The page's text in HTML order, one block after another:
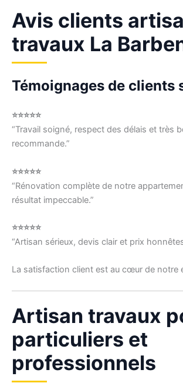
Avis clients
travaux La
Témoignages de clients
⭐⭐⭐⭐⭐
“Travail soigné, respect des délais et très
recommande.”
⭐⭐⭐⭐⭐
“Rénovation complète de notre
résultat impeccable.”
⭐⭐⭐⭐⭐
“Artisan sérieux, devis clair et prix
La satisfaction client est au cœur de notre
Artisan travaux
particuliers et
professionnels